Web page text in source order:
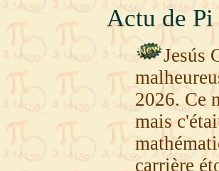
Actu de Pi
Jesús
2026. Ce
mais
carrière